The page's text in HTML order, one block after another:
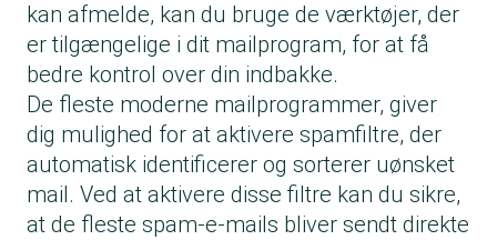
kan afmelde, kan du bruge de værktøjer, der
er tilgængelige i dit mailprogram, for at få
bedre kontrol over din indbakke.
De fleste moderne mailprogrammer, giver
dig mulighed for at aktivere spamfiltre, der
automatisk identificerer og sorterer uønsket
mail. Ved at aktivere disse filtre kan du sikre,
at de fleste spam-e-mails bliver sendt direkte